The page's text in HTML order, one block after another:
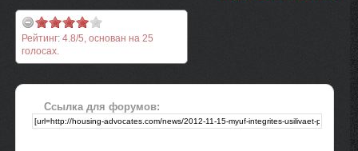
Рейтинг: 4.8/5, основан на 25
голосах.
Ссылка для форумов: